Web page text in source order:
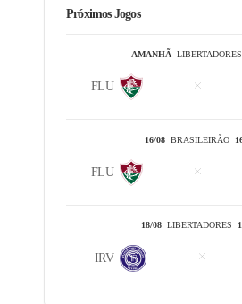
Próximos Jogos
AMANHÃ LIBERTADORES
FLU
16/08BRASILEIRÃO
FLU
18/08 LIBERTADORES
IRV